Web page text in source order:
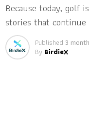
Because today, golf
stories that
Published 3
By BirdieX